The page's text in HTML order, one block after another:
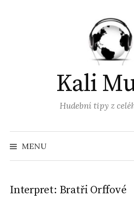
Kali
Hudební tipy z
MENU
Interpret: Bratři Orffové